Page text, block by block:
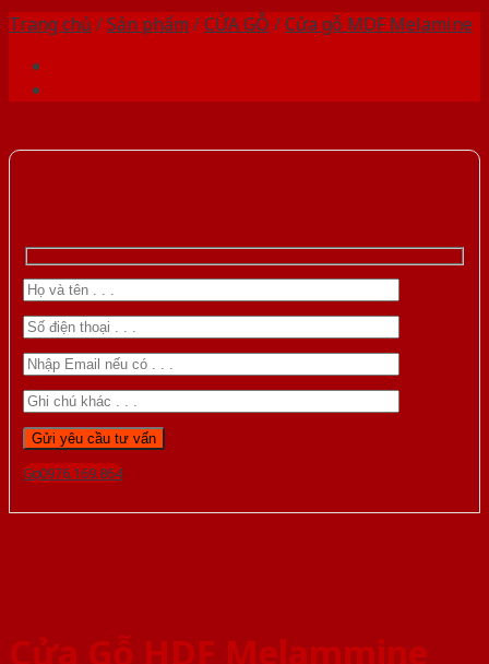
Trang chủ /Sản phẩm /CỬA GỖ /Cửa gỗ MDF Melamine
Gọi 0976.169.864
Cửa Gỗ HDF Melammine